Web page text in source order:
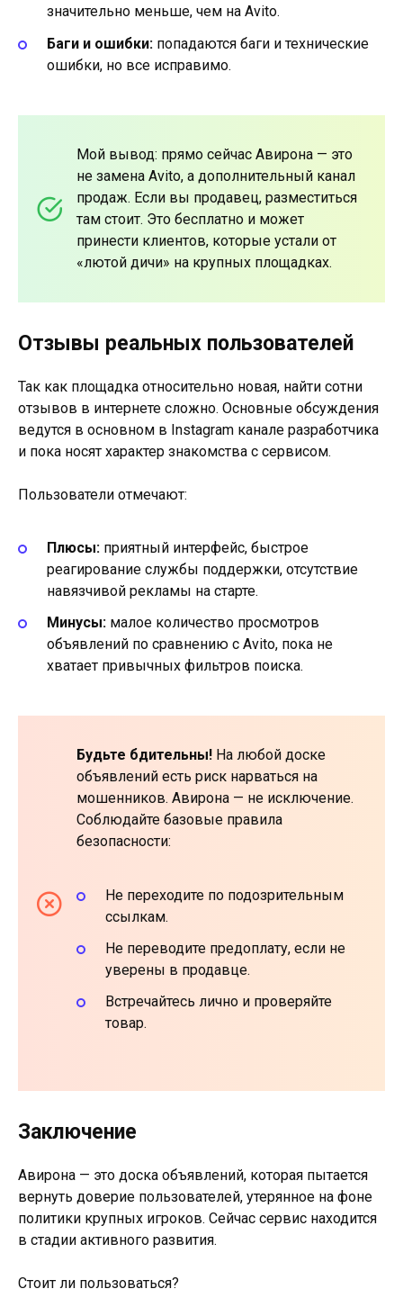
значительно меньше, чем на Avito.
Баги и ошибки: попадаются баги и технические
ошибки, но все исправимо.
Мой вывод: прямо сейчас Авирона — это
не замена Avito, а дополнительный канал
продаж. Если вы продавец, разместиться
там стоит. Это бесплатно и может
принести клиентов, которые устали от
«лютой дичи» на крупных площадках.
Отзывы реальных пользователей
Так как площадка относительно новая, найти сотни
отзывов в интернете сложно. Основные обсуждения
ведутся в основном в Instagram канале разработчика
и пока носят характер знакомства с сервисом.
Пользователи отмечают:
Плюсы: приятный интерфейс, быстрое
реагирование службы поддержки, отсутствие
навязчивой рекламы на старте.
Минусы: малое количество просмотров
объявлений по сравнению с Avito, пока не
хватает привычных фильтров поиска.
Будьте бдительны! На любой доске
объявлений есть риск нарваться на
мошенников. Авирона — не исключение.
Соблюдайте базовые правила
безопасности:
Не переходите по подозрительным
ссылкам.
Не переводите предоплату, если не
уверены в продавце.
Встречайтесь лично и проверяйте
товар.
Заключение
Авирона — это доска объявлений, которая пытается
вернуть доверие пользователей, утерянное на фоне
политики крупных игроков. Сейчас сервис находится
в стадии активного развития.
Стоит ли пользоваться?